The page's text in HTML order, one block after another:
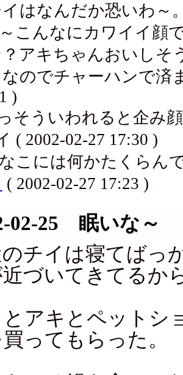
はなんだか恐いわ～
こんなにカワイイ顔
アキちゃんおいしそ
なのでチャーハンで済
)
そういわれると企み
( 2002-02-27 17:30 )
こには何かたくらん
( 2002-02-27 17:23 )
02-25 眠いな～
チイは寝てばっ
づいてきてるか
とアキとペットシ
ってもらった。